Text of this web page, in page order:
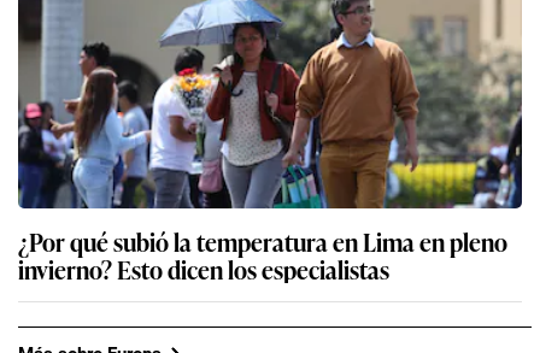
¿Por qué subió la temperatura en Lima en pleno
invierno? Esto dicen los especialistas